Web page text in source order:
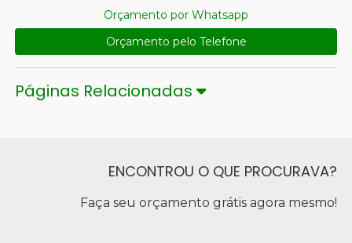
Orçamento por Whatsapp
Orçamento pelo Telefone
Páginas Relacionadas
ENCONTROU O QUE PROCURAVA?
Faça seu orçamento grátis agora mesmo!